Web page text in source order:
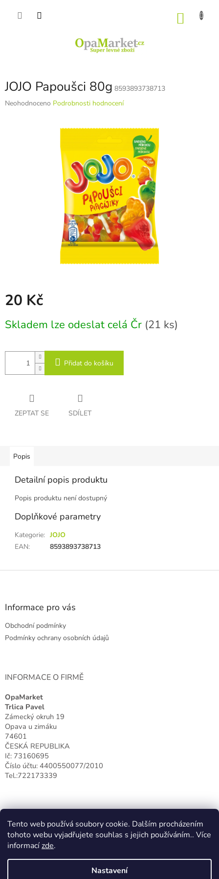
Tento web používá soubory cookie. Dalším procházením
tohoto webu vyjadřujete souhlas s jejich používáním.. Více
informacízde.
Nastavení
JOJO Papoušci 80g 8593893738713
Průměrné
Neohodnoceno Podrobnosti hodnocení
20 Kč
cena:
Skladem lze odeslat celá Čr (21 ks)
Přidat do košíku
ZEPTAT SE SDÍLET
Popis
Detailní popis produktu
Popis produktu není dostupný
Doplňkové parametry
Kategorie: JOJO
EAN: 8593893738713
Z
Informace pro vás
Obchodní podmínky
Podmínky ochrany osobních údajů
INFORMACE O FIRMĚ
OpaMarket
Trlica Pavel
Zámecký okruh 19
Opava u zimáku
74601
ČESKÁ REPUBLIKA
Ič: 73160695
Číslo účtu: 4400550077/2010
Tel.:722173339
Vytvořil Shoptet